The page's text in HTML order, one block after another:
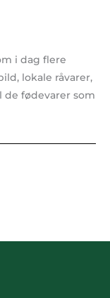
i dag flere
lokale råvarer,
de fødevarer som